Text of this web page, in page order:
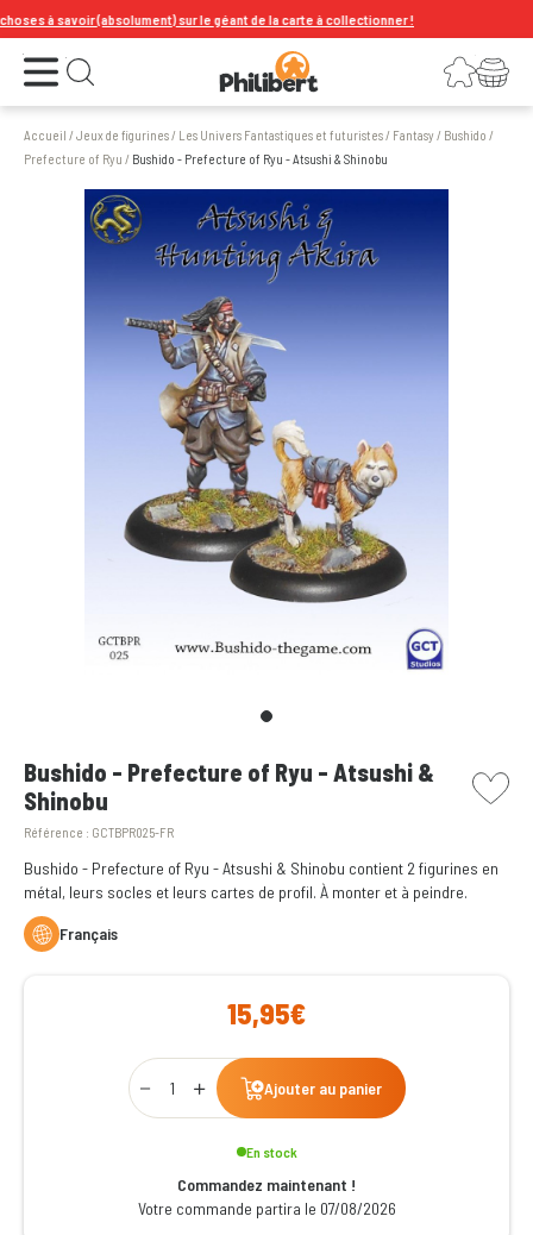
à savoir (absolument) sur le géant de la carte à collectionner !
Ouvrir le menu Ouvrir la recherche Connexion
Votre panier
Accueil /Jeux de figurines/ Les Univers Fantastiques et futuristes/ Fantasy/ Bushido /
Prefecture of Ryu / Bushido - Prefecture of Ryu - Atsushi & Shinobu
Bushido - Prefecture of Ryu - Atsushi &
Shinobu
Référence : GCTBPR025-FR
picto
Bushido - Prefecture of Ryu - Atsushi & Shinobu contient 2 figurines en
métal, leurs socles et leurs cartes de profil. À monter et à peindre.
Français
15,95€
Qty
Ajouter au panier
En stock
Commandez maintenant !
Votre commande partira le 07/08/2026